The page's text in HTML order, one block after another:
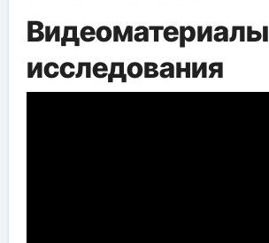
Видеоматериалы
исследования